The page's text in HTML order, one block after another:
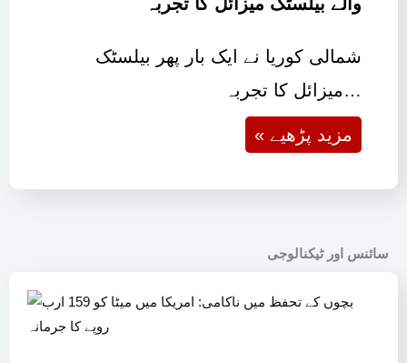
شمالی کوریا نے ایک بار پھر بیلسٹک
میزائل کا تجربہ…
« مزید پڑھیے
سائنس اور ٹیکنالوجی